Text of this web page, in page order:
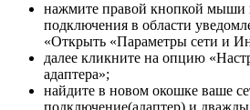
нажмите правой кнопкой мыши
подключения в области
«Открыть «Параметры сети и
далее кликните на опцию
адаптера»;
найдите в новом окошке ваше